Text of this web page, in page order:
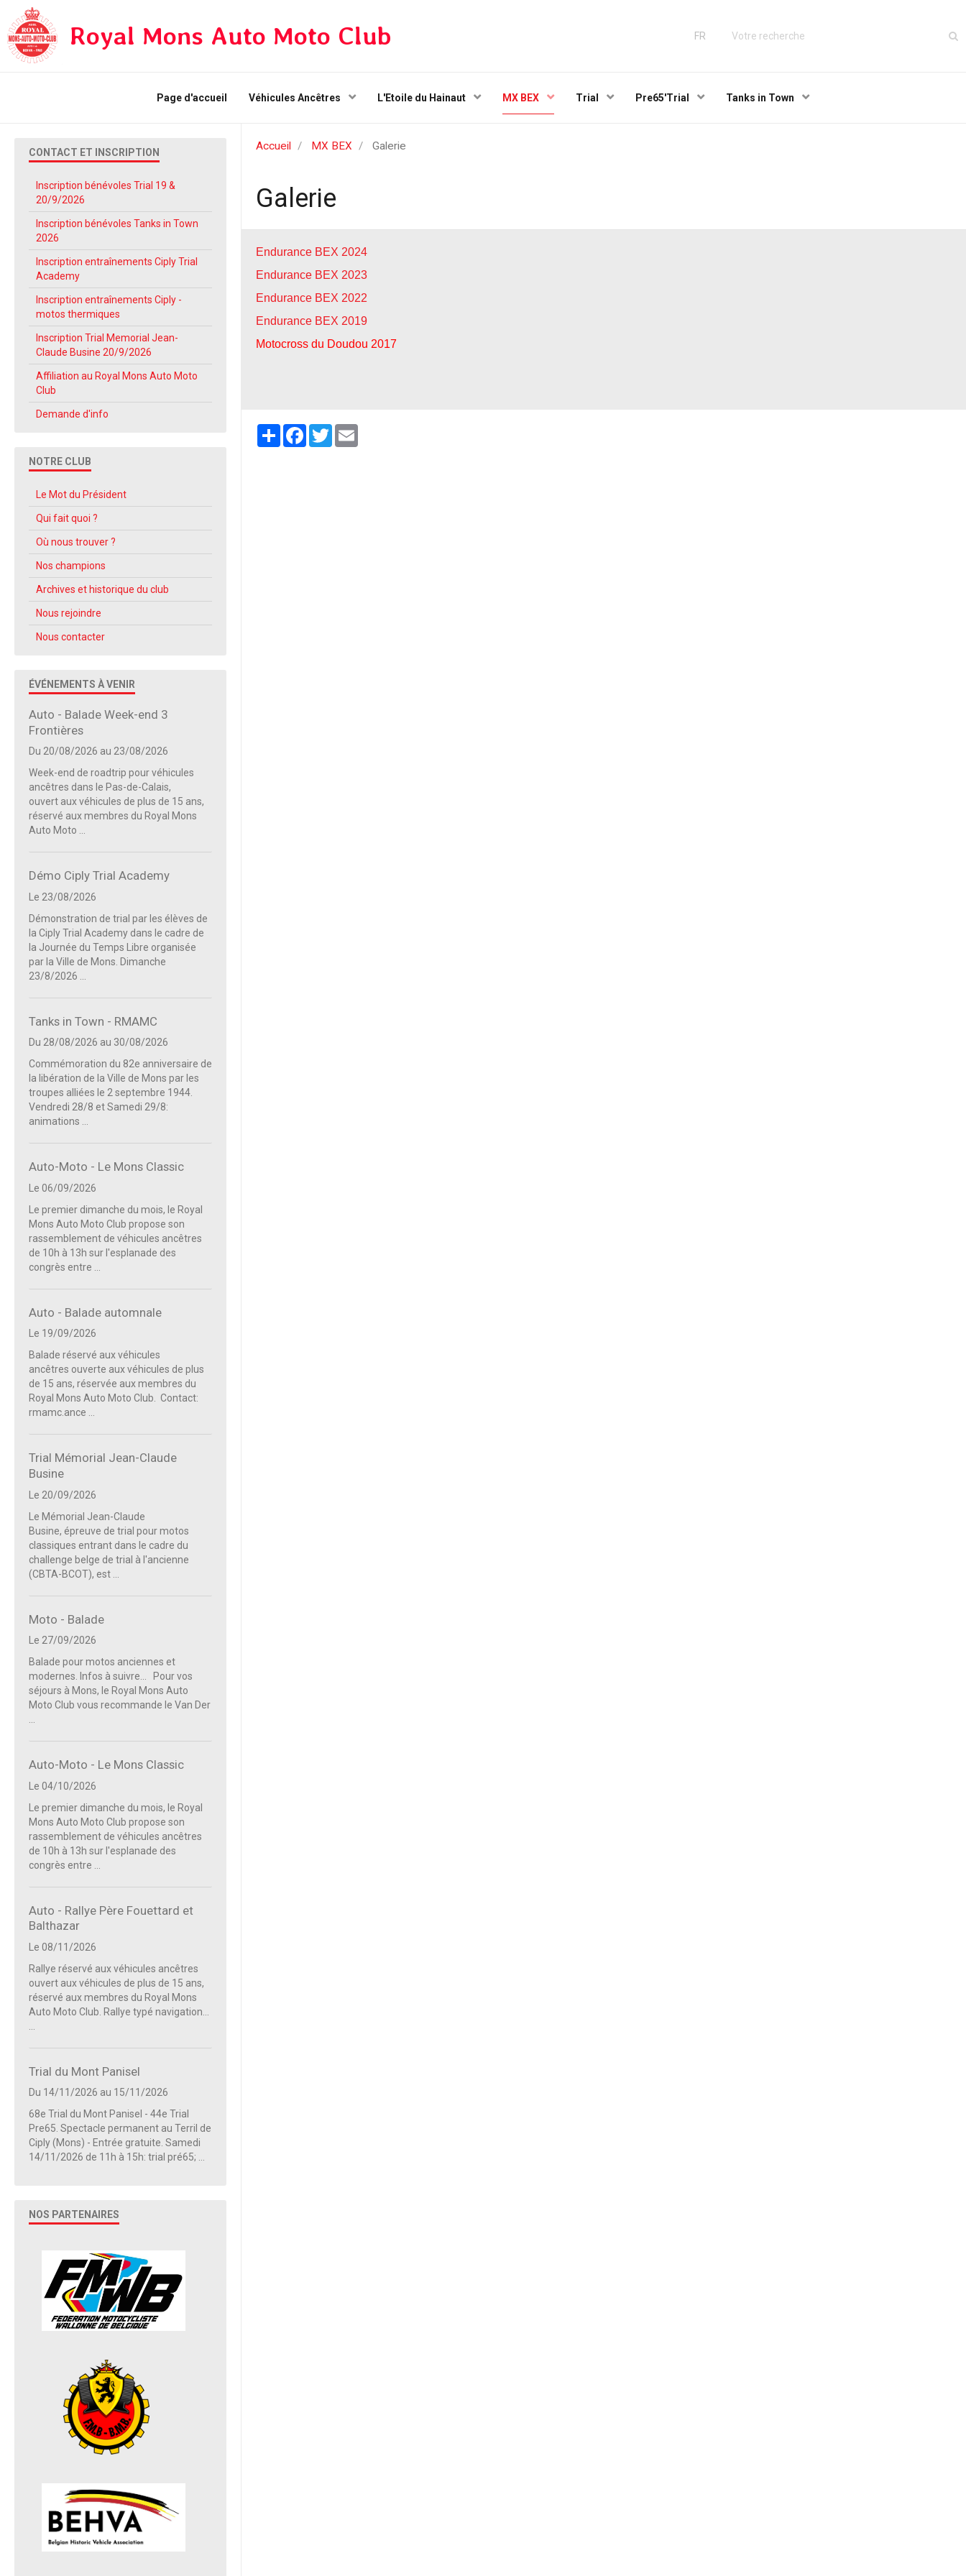
Royal Mons Auto Moto Club FR
Page d'accueil Véhicules Ancêtres L'Etoile du Hainaut MX BEX Trial Pre65'Trial Tanks in Town
Accueil MX BEX Galerie
Galerie
Endurance BEX 2024
Endurance BEX 2023
Endurance BEX 2022
Endurance BEX 2019
Motocross du Doudou 2017
PartagerFacebook
Twitter
CONTACT ET INSCRIPTION
Inscription bénévoles Trial 19 &
20/9/2026
Inscription bénévoles Tanks in Town
2026
Inscription entraînements Ciply Trial
Academy
Inscription entraînements Ciply -
motos thermiques
Inscription Trial Memorial Jean-
Claude Busine 20/9/2026
Affiliation au Royal Mons Auto Moto
Club
Demande d'info
NOTRE CLUB
Le Mot du Président
Qui fait quoi ?
Où nous trouver ?
Nos champions
Archives et historique du club
Nous rejoindre
Nous contacter
ÉVÉNEMENTS À VENIR
Auto - Balade Week-end 3
Frontières
Du 20/08/2026 au 23/08/2026
Week-end de roadtrip pour véhicules
ancêtres dans le Pas-de-Calais,
ouvert aux véhicules de plus de 15 ans,
réservé aux membres du Royal Mons
Auto Moto ...
Démo Ciply Trial Academy
Le 23/08/2026
Démonstration de trial par les élèves de
la Ciply Trial Academy dans le cadre de
la Journée du Temps Libre organisée
par la Ville de Mons. Dimanche
23/8/2026 ...
Tanks in Town - RMAMC
Du 28/08/2026 au 30/08/2026
Commémoration du 82e anniversaire de
la libération de la Ville de Mons par les
troupes alliées le 2 septembre 1944.
Vendredi 28/8 et Samedi 29/8:
animations ...
Auto-Moto - Le Mons Classic
Le 06/09/2026
Le premier dimanche du mois, le Royal
Mons Auto Moto Club propose son
rassemblement de véhicules ancêtres
de 10h à 13h sur l'esplanade des
congrès entre ...
Auto - Balade automnale
Le 19/09/2026
Balade réservé aux véhicules
ancêtres ouverte aux véhicules de plus
de 15 ans, réservée aux membres du
Royal Mons Auto Moto Club. Contact:
rmamc.ance ...
Trial Mémorial Jean-Claude
Busine
Le 20/09/2026
Le Mémorial Jean-Claude
Busine, épreuve de trial pour motos
classiques entrant dans le cadre du
challenge belge de trial à l'ancienne
(CBTA-BCOT), est ...
Moto - Balade
Le 27/09/2026
Balade pour motos anciennes et
modernes. Infos à suivre... Pour vos
séjours à Mons, le Royal Mons Auto
Moto Club vous recommande le Van Der
Auto-Moto - Le Mons Classic
Le 04/10/2026
Le premier dimanche du mois, le Royal
Mons Auto Moto Club propose son
rassemblement de véhicules ancêtres
de 10h à 13h sur l'esplanade des
congrès entre ...
Auto - Rallye Père Fouettard et
Balthazar
Le 08/11/2026
Rallye réservé aux véhicules ancêtres
ouvert aux véhicules de plus de 15 ans,
réservé aux membres du Royal Mons
Auto Moto Club. Rallye typé navigation...
Trial du Mont Panisel
Du 14/11/2026 au 15/11/2026
68e Trial du Mont Panisel - 44e Trial
Pre65. Spectacle permanent au Terril de
Ciply (Mons) - Entrée gratuite. Samedi
14/11/2026 de 11h à 15h: trial pré65; ...
NOS PARTENAIRES